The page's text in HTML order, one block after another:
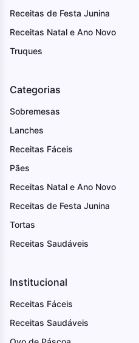
Receitas de Festa Junina
Receitas Natal e Ano Novo
Truques
Categorias
Sobremesas
Lanches
Receitas Fáceis
Pães
Receitas Natal e Ano Novo
Receitas de Festa Junina
Tortas
Receitas Saudáveis
Institucional
Receitas Fáceis
Receitas Saudáveis